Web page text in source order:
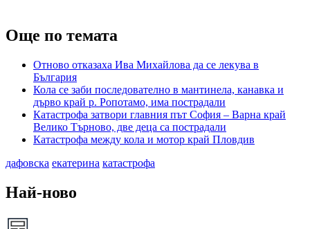
Още по темата
Отново отказаха Ива Михайлова да се лекува в
България
Кола се заби последователно в мантинела, канавка и
дърво край р. Ропотамо, има пострадали
Катастрофа затвори главния път София – Варна край
Велико Търново, две деца са пострадали
Катастрофа между кола и мотор край Пловдив
дафовска екатерина катастрофа
Най-ново